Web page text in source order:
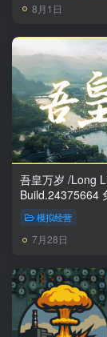
8月1日
吾皇万岁 /Long
模拟经营
7月28日